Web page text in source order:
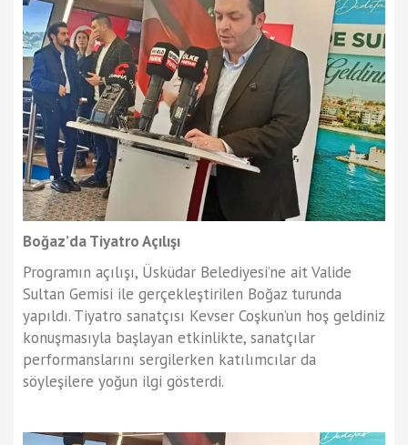
Boğaz’da Tiyatro Açılışı
Programın açılışı, Üsküdar Belediyesi’ne ait Valide
Sultan Gemisi ile gerçekleştirilen Boğaz turunda
yapıldı. Tiyatro sanatçısı Kevser Coşkun’un hoş geldiniz
konuşmasıyla başlayan etkinlikte, sanatçılar
performanslarını sergilerken katılımcılar da
söyleşilere yoğun ilgi gösterdi.